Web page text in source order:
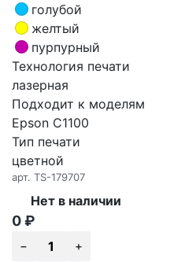
голубой
желтый
пурпурный
Технология печати
лазерная
Подходит к моделям
Epson C1100
Тип печати
цветной
арт. TS-179707
Нет в наличии
0₽